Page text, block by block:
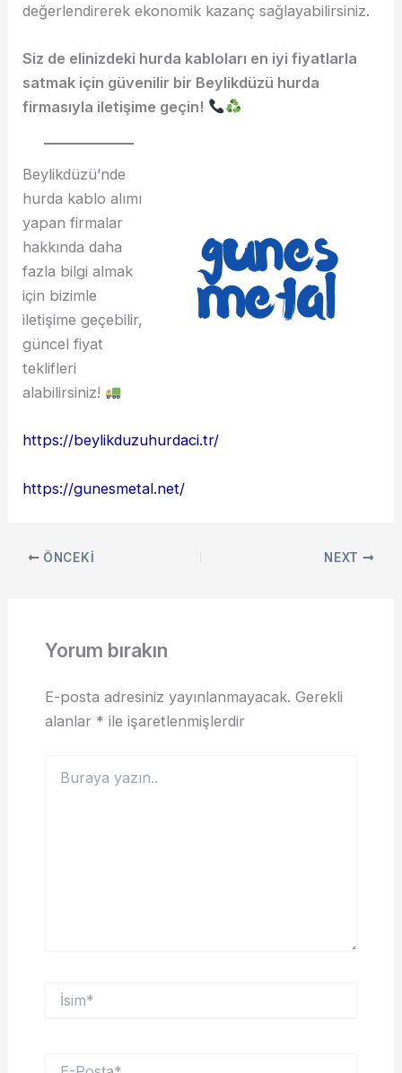
değerlendirerek ekonomik kazanç sağlayabilirsiniz.
Siz de elinizdeki hurda kabloları en iyi fiyatlarla
satmak için güvenilir bir Beylikdüzü hurda
firmasıyla iletişime geçin!
Beylikdüzü’nde
hurda kablo alımı
yapan firmalar
hakkında daha
fazla bilgi almak
için bizimle
iletişime geçebilir,
güncel fiyat
teklifleri
alabilirsiniz!
https://beylikduzuhurdaci.tr/
https://gunesmetal.net/
ÖNCEKI NEXT
Yorum bırakın
E-posta adresiniz yayınlanmayacak. Gerekli
alanlar * ile işaretlenmişlerdir
yazın..
İsim*